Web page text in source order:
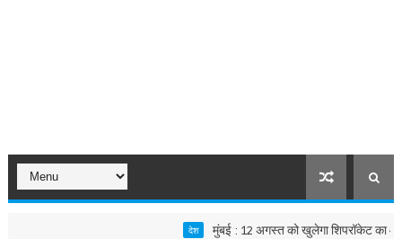
मुंबई : 12 अगस्त को खुलेगा शिपरॉकेट का